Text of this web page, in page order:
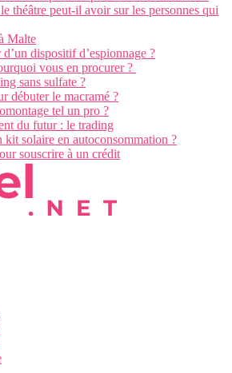
théâtre peut-il avoir sur les personnes qui
Malte
dispositif d’espionnage ?
vous en procurer ?
sans sulfate ?
débuter le macramé ?
tel un pro ?
du futur : le trading
solaire en autoconsommation ?
souscrire à un crédit